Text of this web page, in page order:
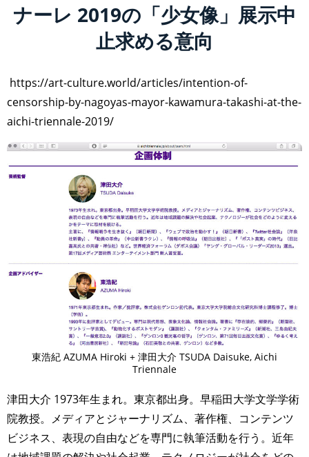
ナーレ 2019の「少女像」展示中
止求める意向
https://art-culture.world/articles/intention-of-
censorship-by-nagoyas-mayor-kawamura-takashi-at-the-
aichi-triennale-2019/
東浩紀 AZUMA Hiroki + 津田大介 TSUDA Daisuke, Aichi
Triennale
津田大介 1973年生まれ。東京都出身。早稲田大学文学学術
院教授。メディアとジャーナリズム、著作権、コンテンツ
ビジネス、表現の自由などを専門に執筆活動を行う。近年